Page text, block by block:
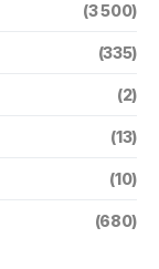
(3 500)
(335)
(2)
(13)
(10)
(680)